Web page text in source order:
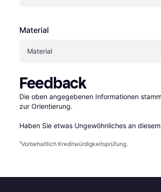
Material
Material
Feedback
Die oben angegebenen Informationen
zur Orientierung.
Haben Sie etwas Ungewöhnliches an
¹Vorbehaltlich Kreditwürdigkeitsprüfung.